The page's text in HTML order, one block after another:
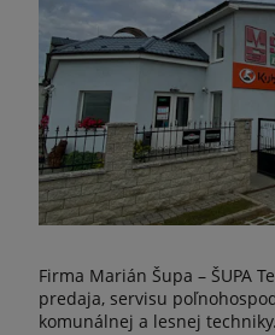
Firma Marián Šupa – ŠUPA
predaja, servisu
komunálnej a lesnej techniky.